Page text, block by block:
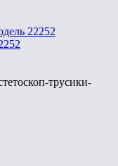
трусики-